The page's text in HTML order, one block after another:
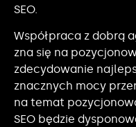
SEO.
Współpraca z dobrą
zna się na
zdecydowanie
znacznych mocy
na temat
SEO będzie